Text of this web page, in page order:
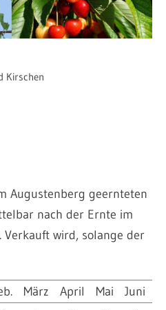
Kirschen
Augustenberg geernteten
nach der Ernte im
Verkauft wird, solange der
März April Mai Juni